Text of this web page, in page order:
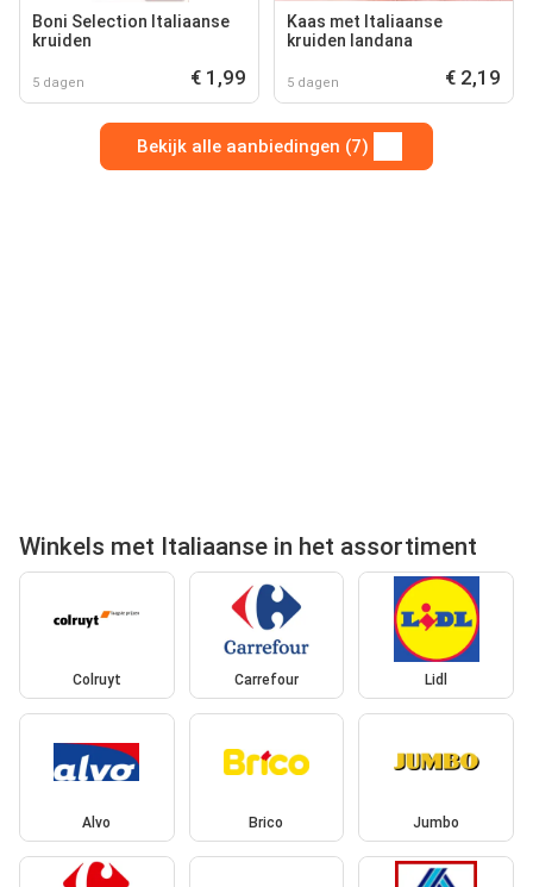
Boni Selection Italiaanse
kruiden
5 dagen € 1,99
Kaas met Italiaanse
kruiden landana
5 dagen € 2,19
Bekijk alle aanbiedingen (7)
Winkels met Italiaanse in het assortiment
Colruyt Carrefour Lidl
Alvo Brico Jumbo